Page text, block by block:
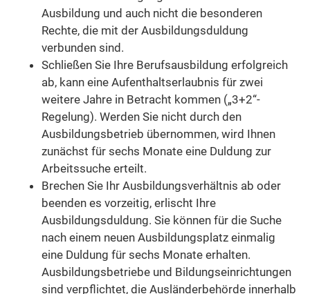
Ausbildung und auch nicht die besonderen
Rechte, die mit der Ausbildungsduldung
verbunden sind.
Schließen Sie Ihre Berufsausbildung erfolgreich
ab, kann eine Aufenthaltserlaubnis für zwei
weitere Jahre in Betracht kommen („3+2“-
Regelung). Werden Sie nicht durch den
Ausbildungsbetrieb übernommen, wird Ihnen
zunächst für sechs Monate eine Duldung zur
Arbeitssuche erteilt.
Brechen Sie Ihr Ausbildungsverhältnis ab oder
beenden es vorzeitig, erlischt Ihre
Ausbildungsduldung. Sie können für die Suche
nach einem neuen Ausbildungsplatz einmalig
eine Duldung für sechs Monate erhalten.
Ausbildungsbetriebe und Bildungseinrichtungen
sind verpflichtet, die Ausländerbehörde innerhalb